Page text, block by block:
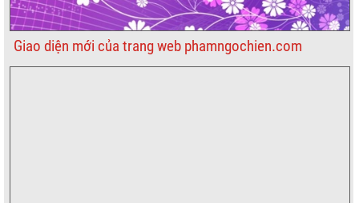
Giao diện mới của trang web phamngochien.com